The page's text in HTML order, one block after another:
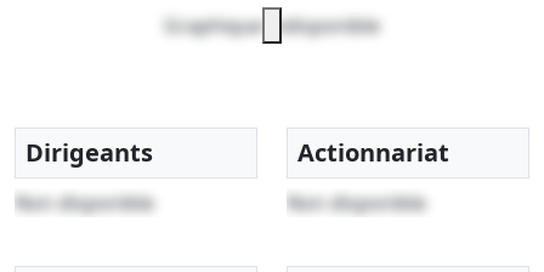
Graphique indisponible
Dirigeants
Non disponible
Actionnariat
Non disponible